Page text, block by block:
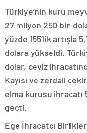
Türkiye’nin kuru
27 milyon 250 bin
yüzde 155’lik artışla
dolara yükseldi.
dolar, ceviz
Kayısı ve zerdali
elma kurusu ihracatı
geçti.
Ege İhracatçı